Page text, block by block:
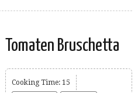
Tomaten Bruschetta
Cooking Time: 15